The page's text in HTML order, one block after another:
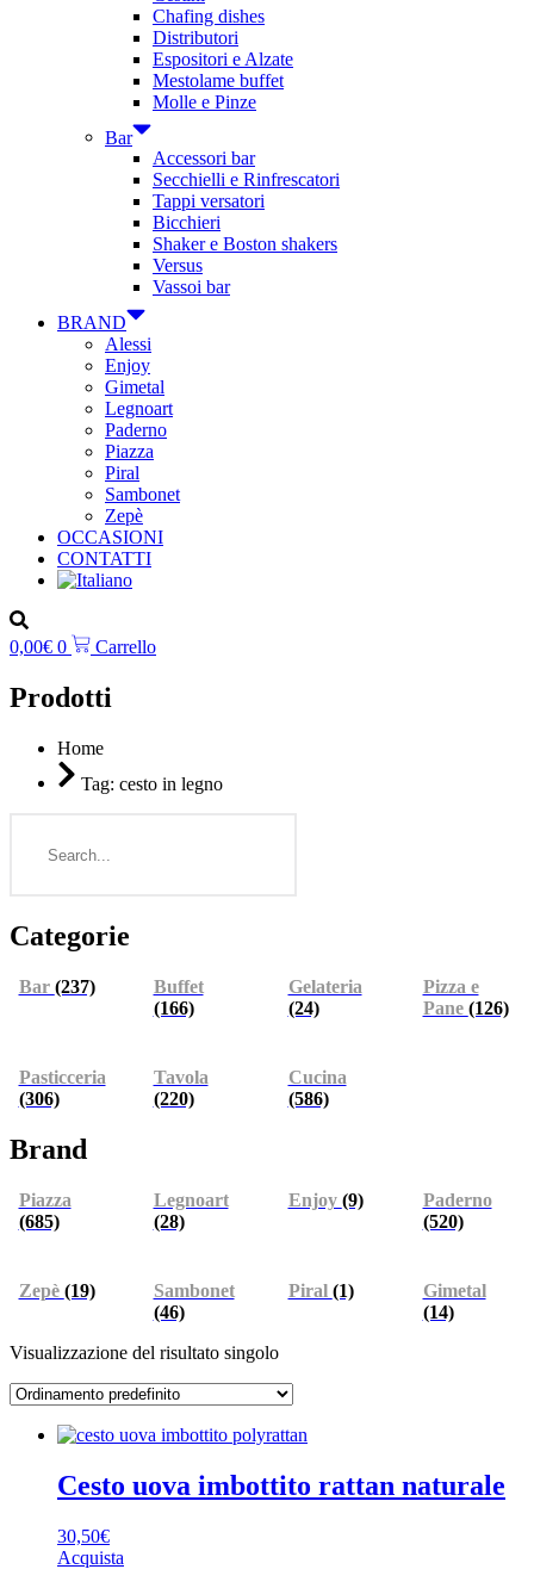
Chafing dishes
Distributori
Espositori e Alzate
Mestolame buffet
Molle e Pinze
Bar
Accessori bar
Secchielli e Rinfrescatori
Tappi versatori
Bicchieri
Shaker e Boston shakers
Versus
Vassoi bar
BRAND
Alessi
Enjoy
Gimetal
Legnoart
Paderno
Piazza
Piral
Sambonet
Zepè
OCCASIONI
CONTATTI
0,00€ 0 Carrello
Prodotti
Home
Tag: cesto in legno
Categorie
Bar (237)
Buffet
(166)
Gelateria
(24)
Pizza e
Pane (126)
Pasticceria
(306)
Tavola
(220)
Cucina
(586)
Brand
Piazza
(685)
Legnoart
(28)
Enjoy (9)
Paderno
(520)
Zepè (19)
Sambonet
(46)
Piral (1)
Gimetal
(14)
Visualizzazione del risultato singolo
Cesto uova imbottito rattan naturale
30,50€
Acquista